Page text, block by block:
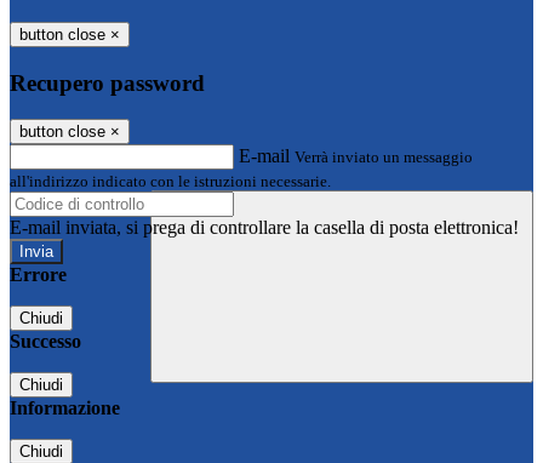
button close ×
Recupero password
button close ×
E-mail Verrà inviato un messaggio
all'indirizzo indicato con le istruzioni necessarie.
E-mail inviata, si prega di controllare la casella di posta elettronica!
Errore
Chiudi
Successo
Chiudi
Informazione
Chiudi